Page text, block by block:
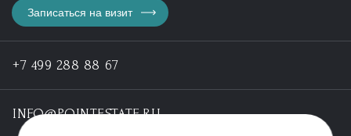
Записаться на визит
+7 499 288 88 67
INFO@POINTESTATE.RU